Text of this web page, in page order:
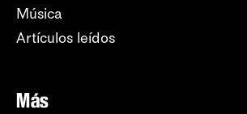
Música
Artículos leídos
Más